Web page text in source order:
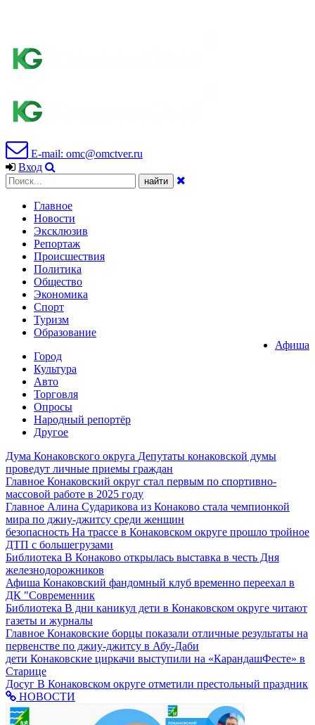
E-mail: omc@omctver.ru
Вход
Главное
Новости
Эксклюзив
Репортаж
Происшествия
Политика
Общество
Экономика
Спорт
Туризм
Образование
Афиша
Город
Культура
Авто
Торговля
Опросы
Народный репортёр
Другое
Дума Конаковского округа Депутаты конаковской думы
проведут личные приемы граждан
Главное Конаковский округ стал первым по спортивно-
массовой работе в 2025 году
Главное Алина Сударикова из Конаково стала чемпионкой
мира по джиу-джитсу среди женщин
безопасность На трассе в Конаковском округе прошло тройное
ДТП с большегрузами
Библиотека В Конаково открылась выставка в честь Дня
железнодорожников
Афиша Конаковский фандомный клуб временно переехал в
ДК "Современник
Библиотека В дни каникул дети в Конаковском округе читают
газеты и журналы
Главное Конаковские борцы показали отличные результаты на
первенстве по джиу-джитсу в Абу-Даби
дети Конаковские циркачи выступили на «КарандашФесте» в
Старице
Досуг В Конаковском округе отметили престольный праздник
НОВОСТИ